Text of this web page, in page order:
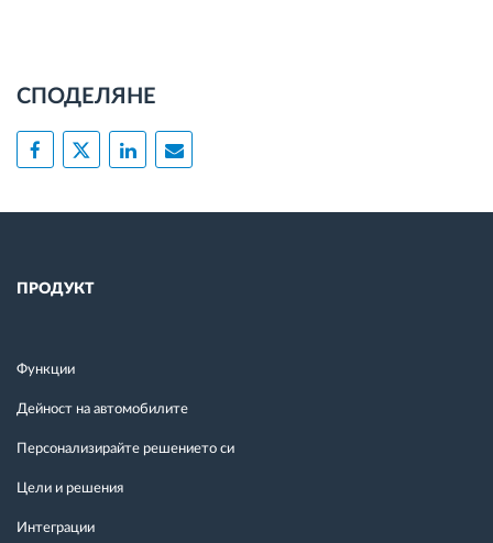
СПОДЕЛЯНЕ
ПРОДУКТ
Функции
Дейност на автомобилите
Персонализирайте решението си
Цели и решения
Интеграции